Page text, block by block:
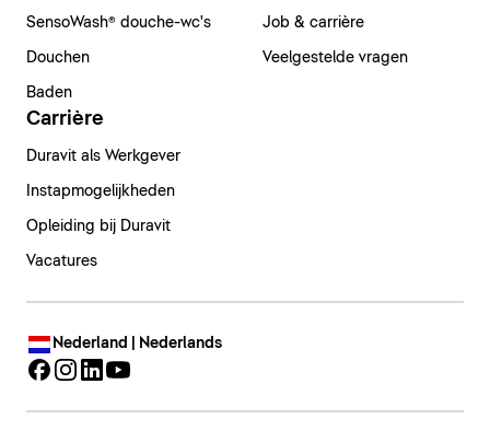
SensoWash® douche-wc's
Douchen
Baden
Job & carrière
Veelgestelde vragen
Carrière
Duravit als Werkgever
Instapmogelijkheden
Opleiding bij Duravit
Vacatures
Nederland | Nederlands